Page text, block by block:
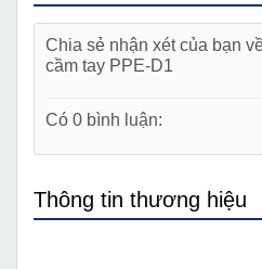
Chia sẻ nhận xét của bạn
cầm tay PPE-D1
Có 0 bình luận:
Thông tin thương hiệu